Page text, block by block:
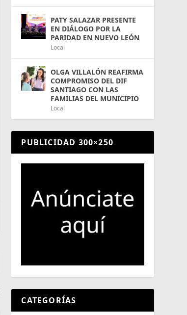
PATY SALAZAR PRESENTE
EN DIÁLOGO POR LA
PARIDAD EN NUEVO LEÓN
Local
OLGA VILLALÓN REAFIRMA
COMPROMISO DEL DIF
SANTIAGO CON LAS
FAMILIAS DEL MUNICIPIO
Local
PUBLICIDAD 300×250
CATEGORÍAS